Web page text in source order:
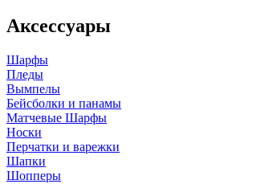
Аксессуары
Шарфы
Пледы
Вымпелы
Бейсболки и панамы
Матчевые Шарфы
Носки
Перчатки и варежки
Шапки
Шопперы